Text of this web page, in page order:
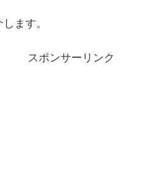
ます。
スポンサーリンク